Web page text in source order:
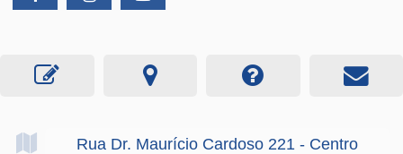
Rua Dr. Maurício Cardoso 221 - Centro